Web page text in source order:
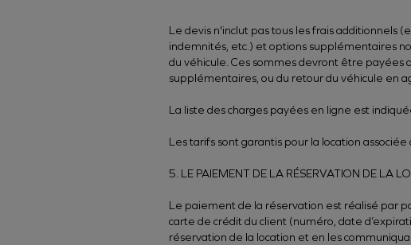
Le devis n'inclut pas tous les frais
indemnités, etc.) et options supplémentaires
du véhicule. Ces sommes devront être payées
supplémentaires, ou du retour du véhicule en
La liste des charges payées en ligne est
Les tarifs sont garantis pour la location
5. LE PAIEMENT DE LA RÉSERVATION DE LA
Le paiement de la réservation est réalisé par
carte de crédit du client (numéro, date
réservation de la location et en les